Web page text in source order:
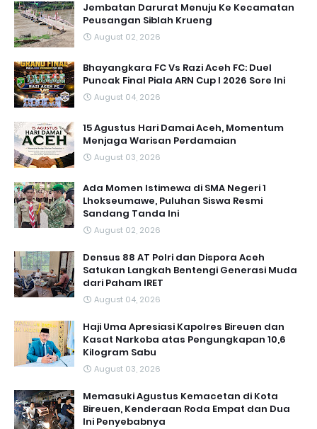
Jembatan Darurat Menuju Ke Kecamatan
Peusangan Siblah Krueng
August 02, 2026
Bhayangkara FC Vs Razi Aceh FC: Duel
Puncak Final Piala ARN Cup I 2026 Sore Ini
August 04, 2026
15 Agustus Hari Damai Aceh, Momentum
Menjaga Warisan Perdamaian
August 03, 2026
Ada Momen Istimewa di SMA Negeri 1
Lhokseumawe, Puluhan Siswa Resmi
Sandang Tanda Ini
August 02, 2026
Densus 88 AT Polri dan Dispora Aceh
Satukan Langkah Bentengi Generasi Muda
dari Paham IRET
August 04, 2026
Haji Uma Apresiasi Kapolres Bireuen dan
Kasat Narkoba atas Pengungkapan 10,6
Kilogram Sabu
August 03, 2026
Memasuki Agustus Kemacetan di Kota
Bireuen, Kenderaan Roda Empat dan Dua
Ini Penyebabnya